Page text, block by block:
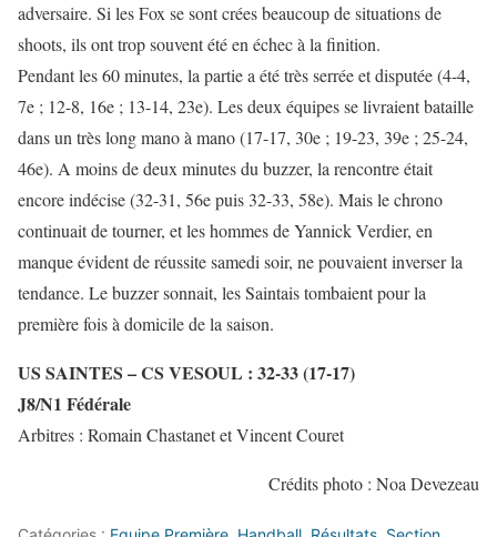
adversaire. Si les Fox se sont crées beaucoup de situations de
shoots, ils ont trop souvent été en échec à la finition.
Pendant les 60 minutes, la partie a été très serrée et disputée (4-4,
7e ; 12-8, 16e ; 13-14, 23e). Les deux équipes se livraient bataille
dans un très long mano à mano (17-17, 30e ; 19-23, 39e ; 25-24,
46e). A moins de deux minutes du buzzer, la rencontre était
encore indécise (32-31, 56e puis 32-33, 58e). Mais le chrono
continuait de tourner, et les hommes de Yannick Verdier, en
manque évident de réussite samedi soir, ne pouvaient inverser la
tendance. Le buzzer sonnait, les Saintais tombaient pour la
première fois à domicile de la saison.
US SAINTES – CS VESOUL : 32-33 (17-17)
J8/N1 Fédérale
Arbitres : Romain Chastanet et Vincent Couret
Crédits photo : Noa Devezeau